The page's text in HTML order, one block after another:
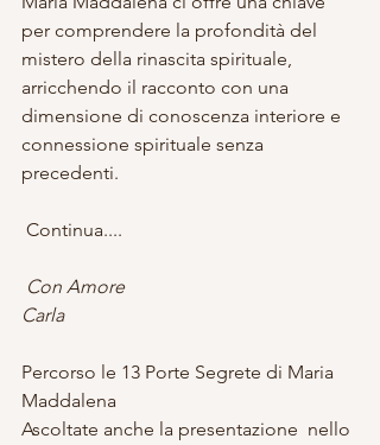
per comprendere la profondità del
mistero della rinascita spirituale,
arricchendo il racconto con una
dimensione di conoscenza interiore e
connessione spirituale senza
precedenti.
Continua....
Con Amore
Carla
Percorso le 13 Porte Segrete di Maria
Maddalena
Ascoltate anche la presentazione  nello